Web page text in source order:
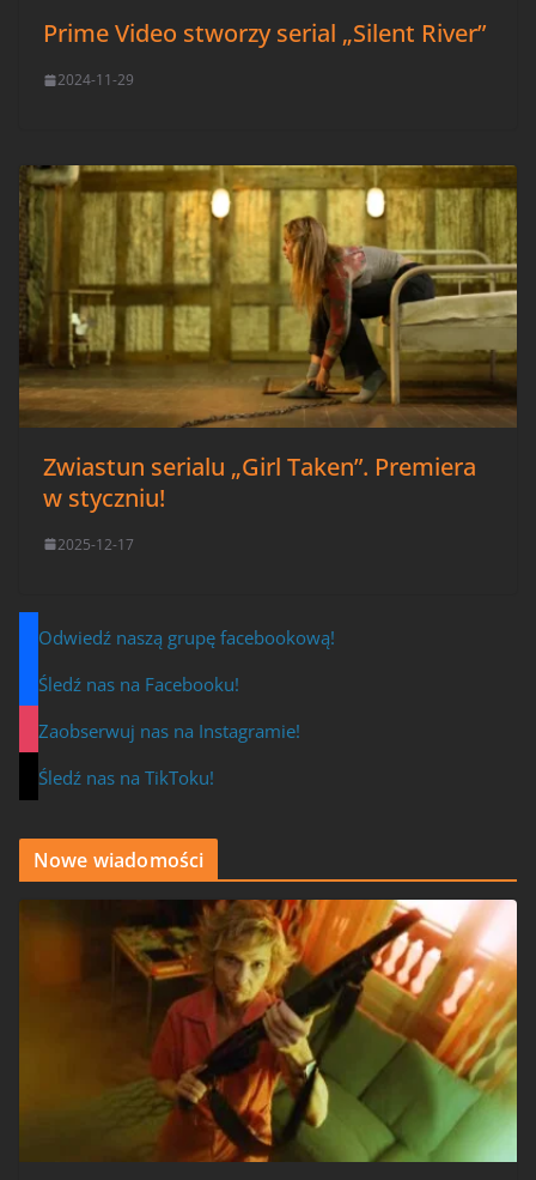
Prime Video stworzy serial „Silent River”
2024-11-29
Zwiastun serialu „Girl Taken”. Premiera
w styczniu!
2025-12-17
Odwiedź naszą grupę facebookową!
Śledź nas na Facebooku!
Zaobserwuj nas na Instagramie!
Śledź nas na TikToku!
Nowe wiadomości